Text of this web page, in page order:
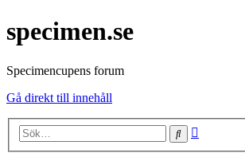
specimen.se
Specimencupens forum
Gå direkt till innehåll
Sök